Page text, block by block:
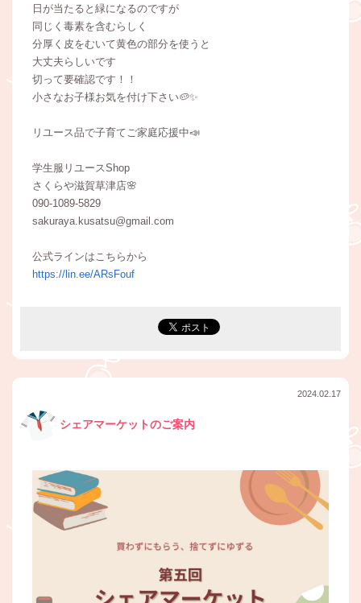
日が当たると緑になるのですが
同じく毒素を含むらしく
分厚く皮をむいて黄色の部分を使うと
大丈夫らしいです
切って要確認です！！
小さなお子様お気を付け下さい🥔✨
リユース品で子育てご家庭応援中📣
学生服リユースShop
さくらや滋賀草津店🌸
090-1089-5829
sakuraya.kusatsu@gmail.com
公式ラインはこちらから
https://lin.ee/ARsFouf
2024.02.17
シェアマーケットのご案内